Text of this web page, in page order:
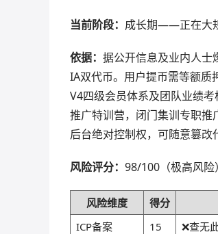
当前阶段： 成长期——正在大
依据： 据公开信息及业内人士
IA双代币。用户提币需等额质
V4四级会员体系及团队业绩
推广特训营，闭门集训专职
后台绝对控制权，可随意篡改
风险评分： 98/100（极高风险）
风险维度 得分
ICP备案
15
❌查无